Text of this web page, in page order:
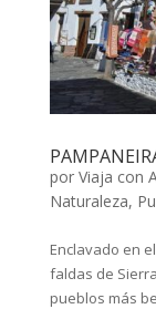
por Viaja con
Naturaleza,
Enclavado en
faldas de
pueblos más